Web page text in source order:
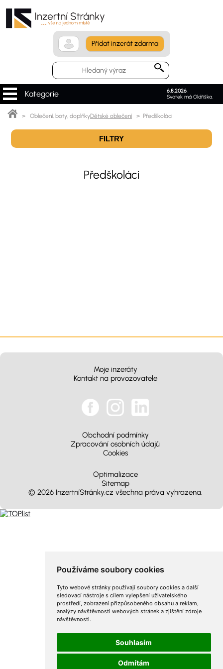
Používáme soubory cookies
Tyto webové stránky používají soubory cookies a další
sledovací nástroje s cílem vylepšení uživatelského
prostředí, zobrazení přizpůsobeného obsahu a reklam,
analýzy návštěvnosti webových stránek a zjištění zdroje
návštěvnosti.
Souhlasím
Odmítám
Přidat inzerát zdarma
6.8.2026.
Svátek má Oldřiška.
Kategorie
> Oblečení, boty, doplňkyDětské oblečení > Předškoláci
FILTRY
Předškoláci
Moje inzeráty
Kontakt na provozovatele
Obchodní podmínky
Zpracování osobních údajů
Cookies
Optimalizace
Sitemap
© 2026 InzertníStránky.cz všechna práva vyhrazena.